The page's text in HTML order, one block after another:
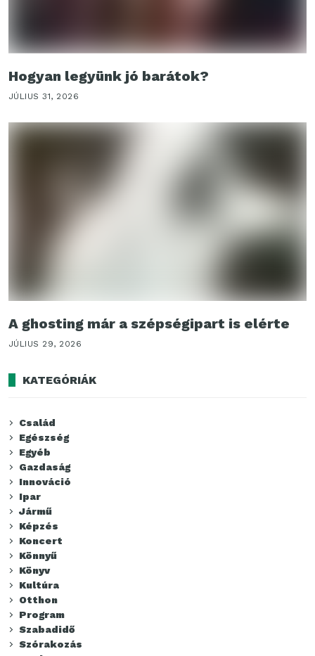
Hogyan legyünk jó barátok?
JÚLIUS 31, 2026
A ghosting már a szépségipart is elérte
JÚLIUS 29, 2026
KATEGÓRIÁK
Család
Egészség
Egyéb
Gazdaság
Innováció
Ipar
Jármű
Képzés
Koncert
Könnyű
Könyv
Kultúra
Otthon
Program
Szabadidő
Szórakozás